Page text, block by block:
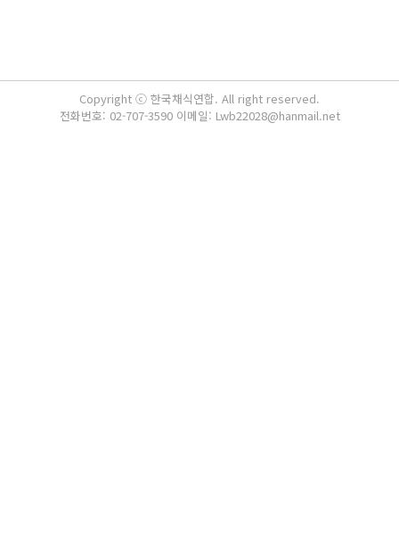
Copyright ⓒ 한국채식연합. All right reserved.
전화번호: 02-707-3590 이메일: Lwb22028@hanmail.net